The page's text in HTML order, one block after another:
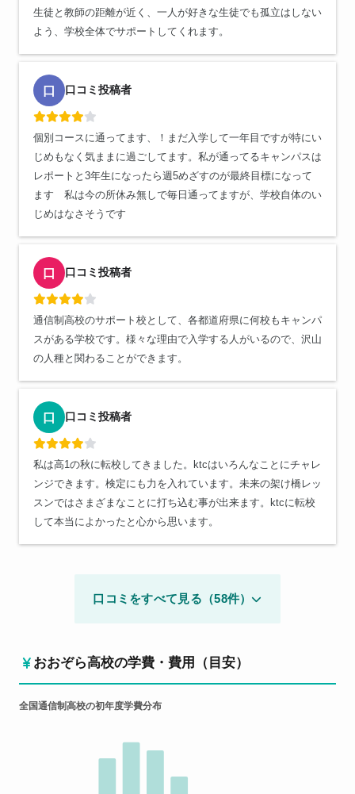
生徒と教師の距離が近く、一人が好きな生徒でも孤立はしない
よう、学校全体でサポートしてくれます。
口 口コミ投稿者
個別コースに通ってます、！まだ入学して一年目ですが特にい
じめもなく気ままに過ごしてます。私が通ってるキャンパスは
レポートと3年生になったら週5めざすのが最終目標になって
ます 私は今の所休み無しで毎日通ってますが、学校自体のい
じめはなさそうです
口 口コミ投稿者
通信制高校のサポート校として、各都道府県に何校もキャンパ
スがある学校です。様々な理由で入学する人がいるので、沢山
の人種と関わることができます。
口 口コミ投稿者
私は高1の秋に転校してきました。ktcはいろんなことにチャレ
ンジできます。検定にも力を入れています。未来の架け橋レッ
スンではさまざまなことに打ち込む事が出来ます。ktcに転校
して本当によかったと心から思います。
口コミをすべて見る（58件）
おおぞら高校の学費・費用（目安）
全国通信制高校の初年度学費分布